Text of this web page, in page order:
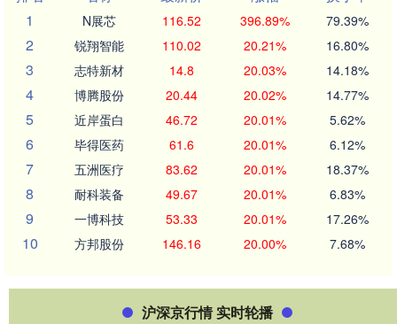
1
N展芯 116.52 396.89% 79.39%
2 锐翔智能 110.02 20.21% 16.80%
3 志特新材 14.8 20.03% 14.18%
4 博腾股份 20.44 20.02% 14.77%
5 近岸蛋白 46.72 20.01% 5.62%
6 毕得医药 61.6 20.01% 6.12%
7 五洲医疗 83.62 20.01% 18.37%
8 耐科装备 49.67 20.01% 6.83%
9 一博科技 53.33 20.01% 17.26%
10 方邦股份 146.16 20.00% 7.68%
沪深京行情 实时轮播